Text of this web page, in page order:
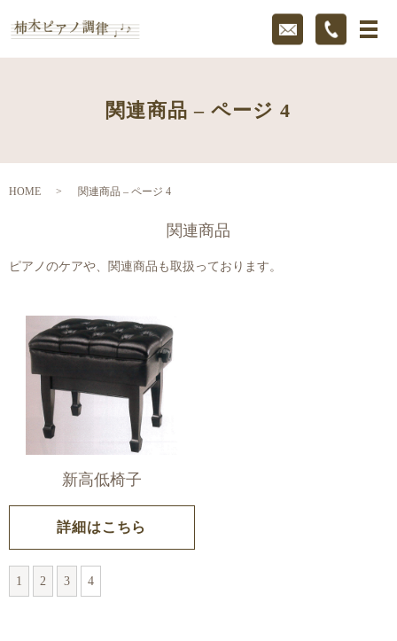
関連商品 – ページ 4
HOME 関連商品 – ページ 4
関連商品
ピアノのケアや、関連商品も取扱っております。
新高低椅子
詳細はこちら
1 2 3 4